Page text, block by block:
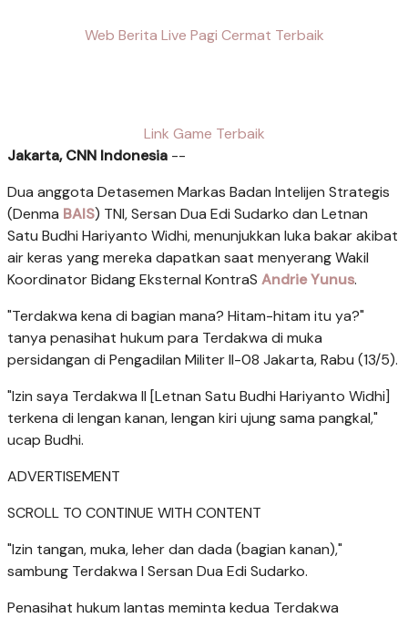
Web Berita Live Pagi Cermat Terbaik
Link Game Terbaik
Jakarta, CNN Indonesia --
Dua anggota Detasemen Markas Badan Intelijen Strategis
(Denma BAIS) TNI, Sersan Dua Edi Sudarko dan Letnan
Satu Budhi Hariyanto Widhi, menunjukkan luka bakar akibat
air keras yang mereka dapatkan saat menyerang Wakil
Koordinator Bidang Eksternal KontraS Andrie Yunus.
"Terdakwa kena di bagian mana? Hitam-hitam itu ya?"
tanya penasihat hukum para Terdakwa di muka
persidangan di Pengadilan Militer II-08 Jakarta, Rabu (13/5).
"Izin saya Terdakwa II [Letnan Satu Budhi Hariyanto Widhi]
terkena di lengan kanan, lengan kiri ujung sama pangkal,"
ucap Budhi.
ADVERTISEMENT
SCROLL TO CONTINUE WITH CONTENT
"Izin tangan, muka, leher dan dada (bagian kanan),"
sambung Terdakwa I Sersan Dua Edi Sudarko.
Penasihat hukum lantas meminta kedua Terdakwa